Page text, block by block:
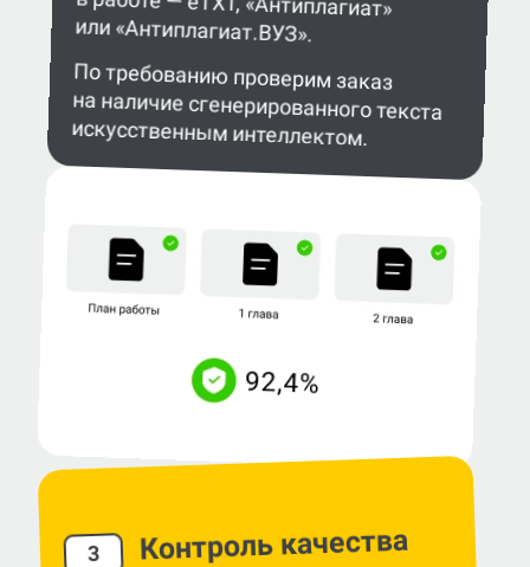
или «Антиплагиат.ВУЗ».
По требованию проверим заказ
на наличие сгенерированного текста
искусственным интеллектом.
3 Контроль качества